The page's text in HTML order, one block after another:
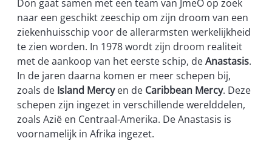
Don gaat samen met een team van JmeO op zoek
naar een geschikt zeeschip om zijn droom van een
ziekenhuisschip voor de allerarmsten werkelijkheid
te zien worden. In 1978 wordt zijn droom realiteit
met de aankoop van het eerste schip, deAnastasis.
In de jaren daarna komen er meer schepen bij,
zoals de Island Mercyen de Caribbean Mercy. Deze
schepen zijn ingezet in verschillende werelddelen,
zoals Azië en Centraal-Amerika. De Anastasis is
voornamelijk in Afrika ingezet.